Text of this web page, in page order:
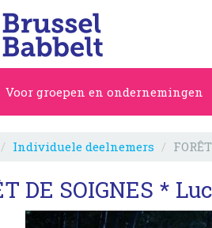
Voor groepen en ondernemingen
Individuele deelnemers
DE SOIGNES *